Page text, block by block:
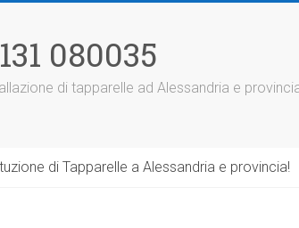
080035
di tapparelle ad Alessandria e
di Tapparelle a Alessandria e provincia!